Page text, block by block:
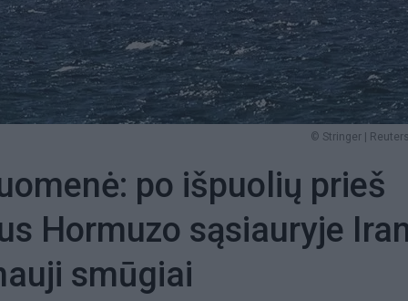
© Stringer |
po išpuolių prieš
Hormuzo sąsiauryje
smūgiai